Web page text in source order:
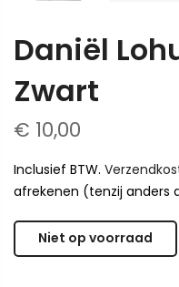
Daniël
Zwart
€ 10,00
Inclusief BTW.
afrekenen (tenzij anders
Niet op voorraad